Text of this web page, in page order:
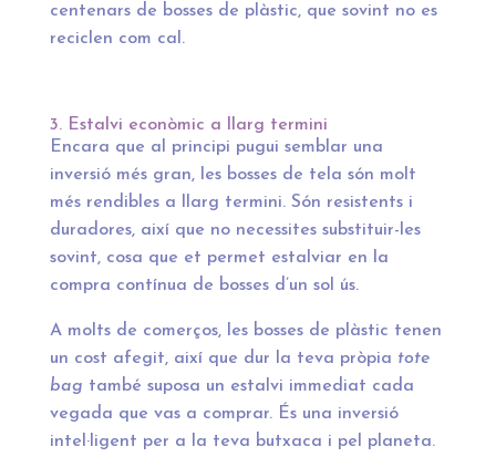
centenars de bosses de plàstic, que sovint no es
reciclen com cal.
3. Estalvi econòmic a llarg termini
Encara que al principi pugui semblar una
inversió més gran, les bosses de tela són molt
més rendibles a llarg termini. Són resistents i
duradores, així que no necessites substituir-les
sovint, cosa que et permet estalviar en la
compra contínua de bosses d’un sol ús.
A molts de comerços, les bosses de plàstic tenen
un cost afegit, així que dur la teva pròpia tote
bag també suposa un estalvi immediat cada
vegada que vas a comprar. És una inversió
intel·ligent per a la teva butxaca i pel planeta.